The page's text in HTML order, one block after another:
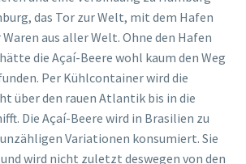
das Tor zur Welt, mit dem Hafen
aus aller Welt. Ohne den Hafen
die Açaí-Beere wohl kaum den Weg
Per Kühlcontainer wird die
über den rauen Atlantik bis in die
Die Açaí-Beere wird in Brasilien zu
Variationen konsumiert. Sie
wird nicht zuletzt deswegen von den